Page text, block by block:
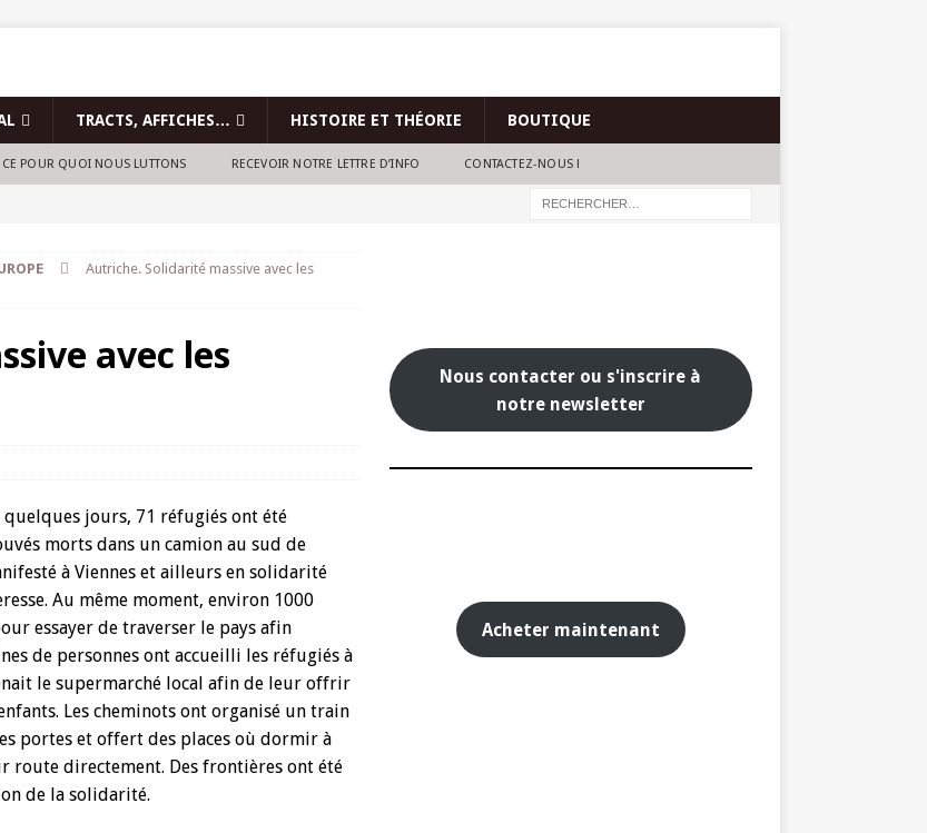
TRACTS, AFFICHES… HISTOIRE ET THÉORIE BOUTIQUE
CE POUR QUOI NOUS LUTTONS RECEVOIR NOTRE LETTRE D’INFO CONTACTEZ-NOUS !
Autriche. Solidarité massive avec les
avec les
quelques jours, 71 réfugiés ont été
morts dans un camion au sud de
à Viennes et ailleurs en solidarité
Au même moment, environ 1000
essayer de traverser le pays afin
de personnes ont accueilli les réfugiés à
le supermarché local afin de leur offrir
Les cheminots ont organisé un train
portes et offert des places où dormir à
directement. Des frontières ont été
de la solidarité.
Nous contacter ou s'inscrire à
notre newsletter
Acheter maintenant